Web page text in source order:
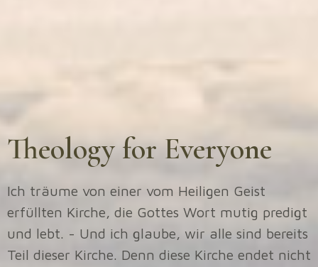
Theology for Everyone
Ich träume von einer vom Heiligen Geist
erfüllten Kirche, die Gottes Wort mutig predigt
und lebt. - Und ich glaube, wir alle sind bereits
Teil dieser Kirche. Denn diese Kirche endet nicht